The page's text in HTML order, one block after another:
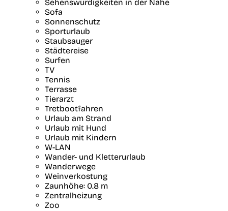
Sehenswürdigkeiten in der Nähe
Sofa
Sonnenschutz
Sporturlaub
Staubsauger
Städtereise
Surfen
TV
Tennis
Terrasse
Tierarzt
Tretbootfahren
Urlaub am Strand
Urlaub mit Hund
Urlaub mit Kindern
W-LAN
Wander- und Kletterurlaub
Wanderwege
Weinverkostung
Zaunhöhe: 0.8 m
Zentralheizung
Zoo